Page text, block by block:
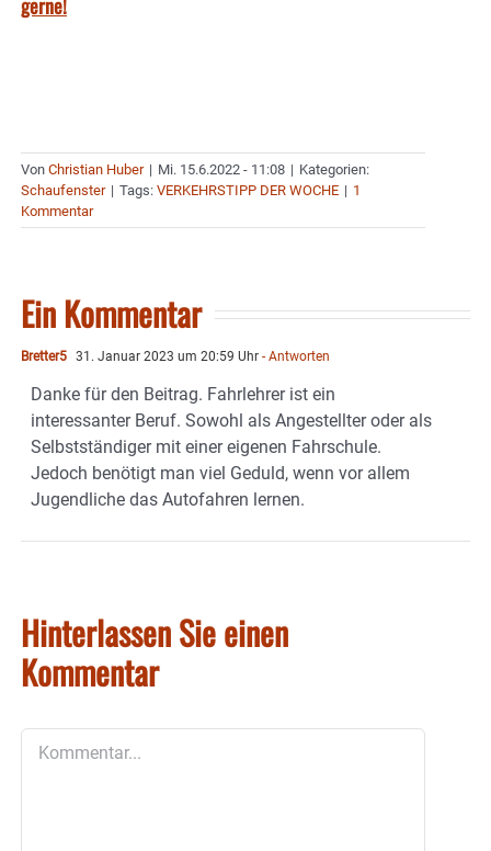
gerne!
Von Christian Huber | Mi. 15.6.2022 - 11:08 | Kategorien:
Schaufenster | Tags: VERKEHRSTIPP DER WOCHE | 1
Kommentar
Ein Kommentar
Bretter5 31. Januar 2023 um 20:59 Uhr - Antworten
Danke für den Beitrag. Fahrlehrer ist ein
interessanter Beruf. Sowohl als Angestellter oder als
Selbstständiger mit einer eigenen Fahrschule.
Jedoch benötigt man viel Geduld, wenn vor allem
Jugendliche das Autofahren lernen.
Hinterlassen Sie einen
Kommentar